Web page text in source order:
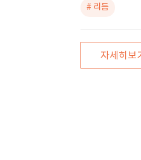
# 리듬
자세히보